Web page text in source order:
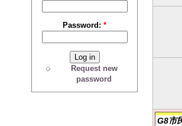
Password:*
Request new
password
G8市